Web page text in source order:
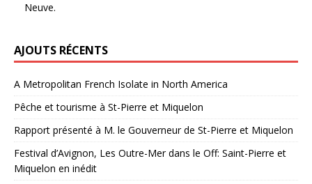
Neuve.
AJOUTS RÉCENTS
A Metropolitan French Isolate in North America
Pêche et tourisme à St-Pierre et Miquelon
Rapport présenté à M. le Gouverneur de St-Pierre et Miquelon
Festival d’Avignon, Les Outre-Mer dans le Off: Saint-Pierre et
Miquelon en inédit